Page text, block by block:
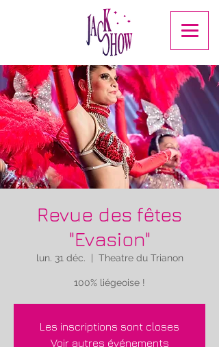
Revue des fêtes
"Evasion"
lun. 31 déc. Theatre du Trianon
100% liégeoise !
Les inscriptions sont closes
Voir autres événements